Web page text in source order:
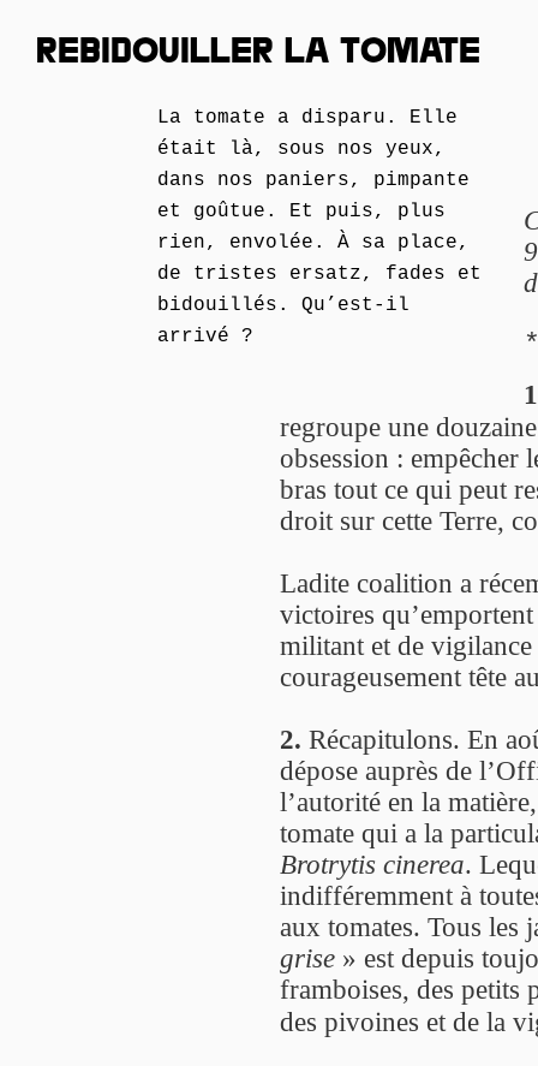
REBIDOUILLER LA TOMATE
La tomate a disparu. Elle
était là, sous nos yeux,
dans nos paniers, pimpante
et goûtue. Et puis, plus
rien, envolée. À sa place,
de tristes ersatz, fades et
bidouillés. Qu’est-il
arrivé ?
regroupe une
obsession : empêcher
bras tout ce qui peut
droit sur cette Terre,
Ladite coalition a
victoires
militant et de
courageusement tête
2. Récapitulons. En
dépose auprès de
l’autorité en la
tomate qui a la
Brotrytis cinerea.
indifféremment à
aux tomates. Tous
grise » est depuis
framboises, des petits
des pivoines et de la